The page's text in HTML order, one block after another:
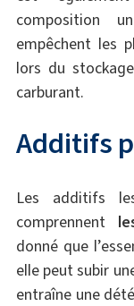
composition
empêchent les
lors du
carburant.
Additifs
Les additifs
comprennent
donné que
elle peut subir
entraîne une